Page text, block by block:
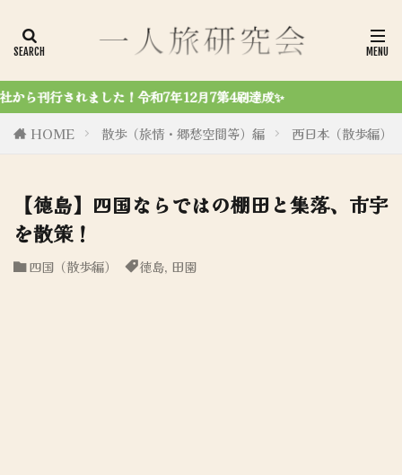
達成✨
HOME
散歩（旅情・郷愁空間等）編 西日本（散歩編）
【徳島】四国ならではの棚田と集落、市宇
を散策！
四国（散歩編） 徳島, 田園